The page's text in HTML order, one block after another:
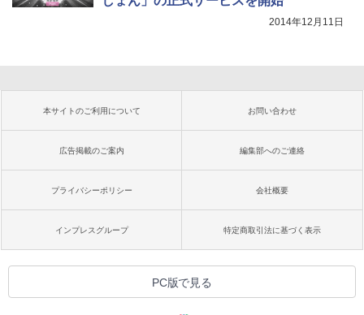
2014年12月11日
本サイトのご利用について お問い合わせ
広告掲載のご案内 編集部へのご連絡
プライバシーポリシー 会社概要
インプレスグループ 特定商取引法に基づく表示
PC版で見る